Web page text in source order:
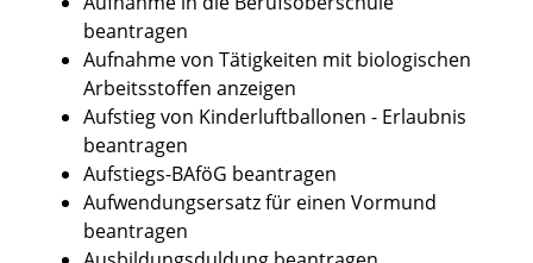
beantragen
Aufnahme von Tätigkeiten mit biologischen
Arbeitsstoffen anzeigen
Aufstieg von Kinderluftballonen - Erlaubnis
beantragen
Aufstiegs-BAföG beantragen
Aufwendungsersatz für einen Vormund
beantragen